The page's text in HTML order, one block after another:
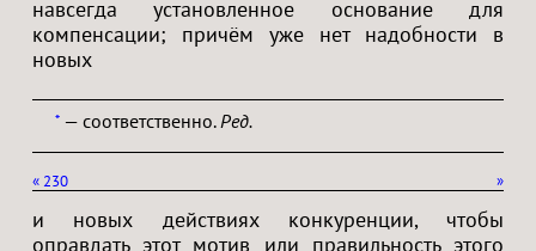
навсегда установленное основание для
компенсации; причём уже нет надобности в
новых
*— соответственно.Ред.
« »
230
и новых действиях конкуренции, чтобы
оправдать этот мотив или правильность этого